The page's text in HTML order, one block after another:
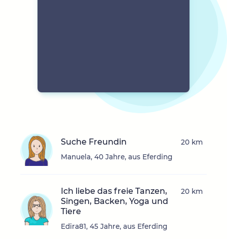
Suche Freundin
Manuela, 40 Jahre, aus Eferding
20 km
Ich liebe das freie Tanzen,
Singen, Backen, Yoga und
Tiere
Edira81, 45 Jahre, aus Eferding
20 km